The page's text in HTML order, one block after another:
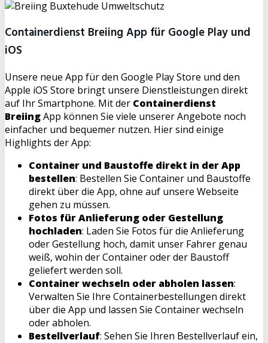
Containerdienst Breiing App für Google Play und
iOS
Unsere neue App für den Google Play Store und den
Apple iOS Store bringt unsere Dienstleistungen direkt
auf Ihr Smartphone. Mit der Containerdienst
BreiingApp können Sie viele unserer Angebote noch
einfacher und bequemer nutzen. Hier sind einige
Highlights der App:
Container und Baustoffe direkt in der App
bestellen: Bestellen Sie Container und Baustoffe
direkt über die App, ohne auf unsere Webseite
gehen zu müssen.
Fotos für Anlieferung oder Gestellung
hochladen: Laden Sie Fotos für die Anlieferung
oder Gestellung hoch, damit unser Fahrer genau
weiß, wohin der Container oder der Baustoff
geliefert werden soll.
Container wechseln oder abholen lassen:
Verwalten Sie Ihre Containerbestellungen direkt
über die App und lassen Sie Container wechseln
oder abholen.
Bestellverlauf: Sehen Sie Ihren Bestellverlauf ein,